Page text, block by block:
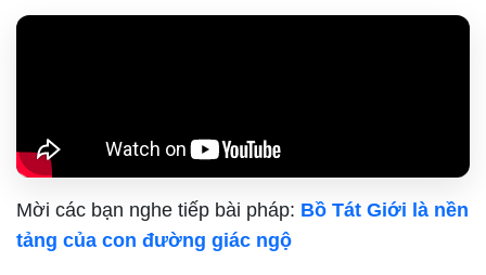
Mời các bạn nghe tiếp bài pháp: Bồ Tát Giới là nền
tảng của con đường giác ngộ